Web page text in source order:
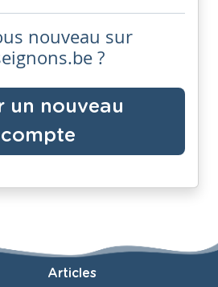
nouveau sur
?
un nouveau
compte
Articles